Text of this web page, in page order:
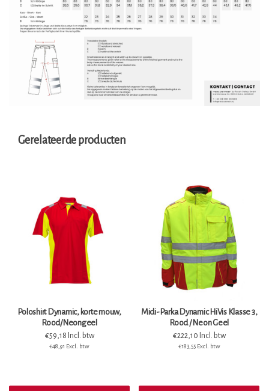
Gerelateerde producten
Poloshirt Dynamic, korte mouw,
Rood/Neongeel
€59,18 Incl. btw
€48,91 Excl. btw
Midi-Parka Dynamic HiVis Klasse 3,
Rood / Neon Geel
€222,10 Incl. btw
€183,55 Excl. btw